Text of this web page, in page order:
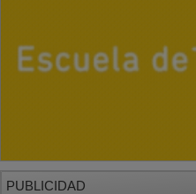
PUBLICIDAD